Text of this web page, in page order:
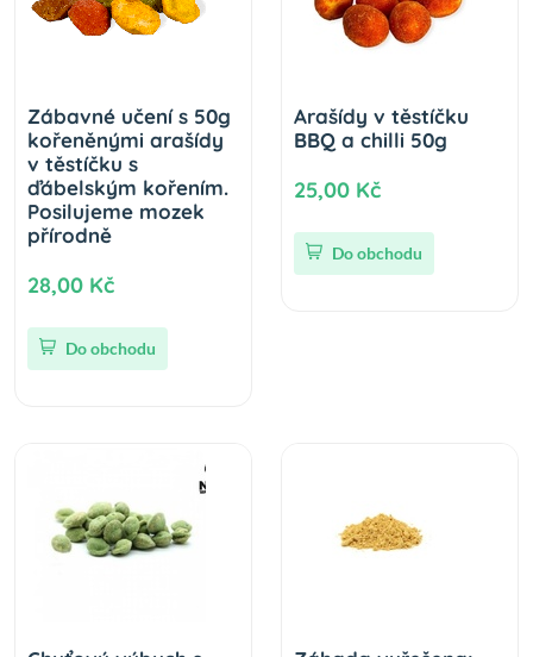
Zábavné učení s 50g
kořeněnými arašídy
v těstíčku s
ďábelským kořením.
Posilujeme mozek
přírodně
28,00 Kč
Do obchodu
Arašídy v těstíčku
BBQ a chilli 50g
25,00 Kč
Do obchodu